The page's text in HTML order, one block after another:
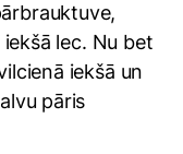
lec. Nu bet
iekšā un
pāris